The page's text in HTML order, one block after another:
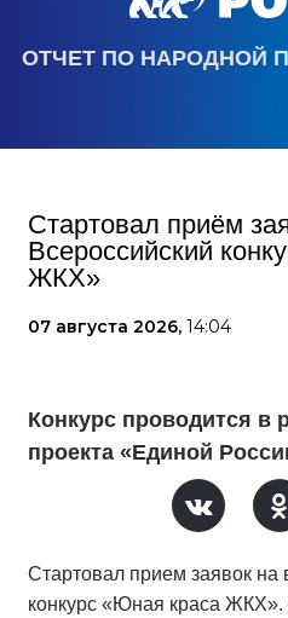
ОТЧЕТ ПО НАРОДНОЙ
Стартовал приём
Всероссийский
ЖКХ»
07 августа 2026, 14:04
Конкурс проводится в
проекта «Единой
Стартовал прием заявок на
конкурс «Юная краса